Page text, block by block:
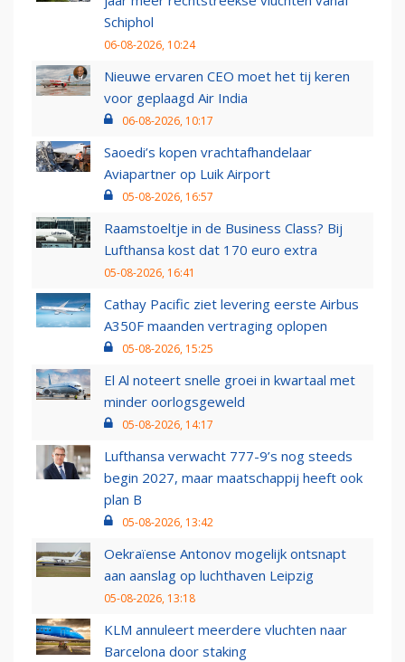
Schiphol
06-08-2026, 10:24
Nieuwe ervaren CEO moet het tij keren
voor geplaagd Air India
06-08-2026, 10:17
Saoedi’s kopen vrachtafhandelaar
Aviapartner op Luik Airport
05-08-2026, 16:57
Raamstoeltje in de Business Class? Bij
Lufthansa kost dat 170 euro extra
05-08-2026, 16:41
Cathay Pacific ziet levering eerste Airbus
A350F maanden vertraging oplopen
05-08-2026, 15:25
El Al noteert snelle groei in kwartaal met
minder oorlogsgeweld
05-08-2026, 14:17
Lufthansa verwacht 777-9’s nog steeds
begin 2027, maar maatschappij heeft ook
plan B
05-08-2026, 13:42
Oekraïense Antonov mogelijk ontsnapt
aan aanslag op luchthaven Leipzig
05-08-2026, 13:18
KLM annuleert meerdere vluchten naar
Barcelona door staking